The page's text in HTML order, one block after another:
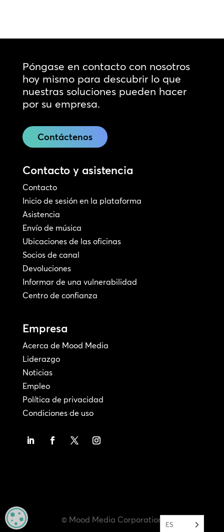
Póngase en contacto con nosotros
hoy mismo para descubrir lo que
nuestras soluciones pueden hacer
por su empresa.
Contáctenos
Contacto y asistencia
Contacto
Inicio de sesión en la plataforma
Asistencia
Envío de música
Ubicaciones de las oficinas
Socios de canal
Devoluciones
Informar de una vulnerabilidad
Centro de confianza
Empresa
Acerca de Mood Media
Liderazgo
Noticias
Empleo
Política de privacidad
Condiciones de uso
© Mood Media Corporation ES
MANAGE PRIVACY